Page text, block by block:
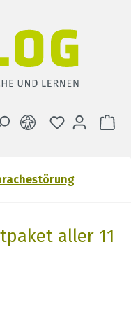
DU HAST 0
aller 11